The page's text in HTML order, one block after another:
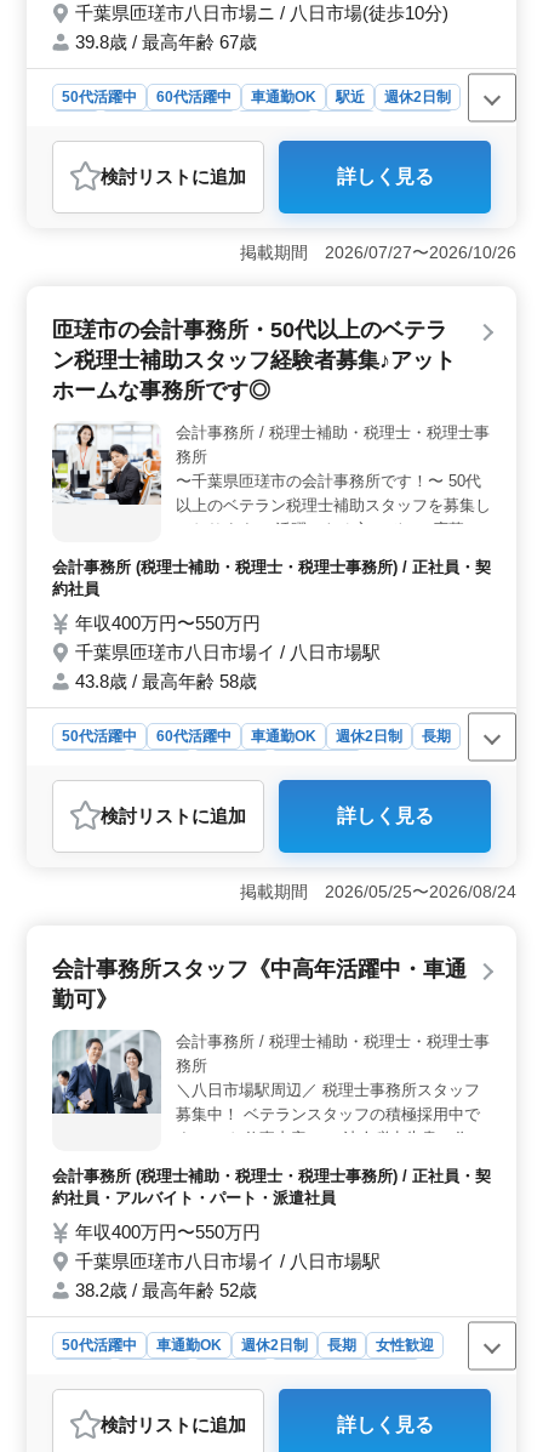
千葉県匝瑳市八日市場ニ / 八日市場(徒歩10分)
39.8歳 / 最高年齢 67歳
50代活躍中 60代活躍中 車通勤OK 駅近
週休2日制
おすすめポイント
＜幅広い業務経験が積める環境＞ 税務申告書の作成補
助や年末調整計算など、多岐にわたる業務に携われま
す。経験豊富なスタッフと共に、スキルアップを図るチ
経験を生かし、新しいキャリアのステップアップを目指
せます。 ＜充実した福利厚生と働きやすさ＞ 週休2
日制や残業が少なめなど、ワークライフバランスを重視
した働き方が可能です。さらに、退職金制度や賞与の支
給など、将来に安心感を持てる待遇も整っています。
検討リスト に追加 詳しく見る
掲載期間 2026/07/27〜2026/10/26
匝瑳市の会計事務所・50代以上のベテラ
ン税理士補助スタッフ経験者募集♪アット
ホームな事務所です◎
会計事務所 / 税理士補助・税理士・税理士事
務所
〜千葉県匝瑳市の会計事務所です！〜 50代
以上のベテラン税理士補助スタッフを募集し
ております。 活躍できる方、ぜひご応募く
作成 ・月次帳簿作成及びチェック ・試算表
ト ・個人確定申告書の作成 などその他付随
する業務 〈この求人のポイント〉 ・会計ソ
フト：MJS（ミロク） ・マイカー通勤可 ・
躍中◎ アットホームな事務所です！ ご応募
お待ちしております！
会計事務所 (税理士補助・税理士・税理士事務所) / 正社員・契
約社員
年収400万円〜550万円
千葉県匝瑳市八日市場イ / 八日市場駅
43.8歳 / 最高年齢 58歳
50代活躍中 60代活躍中 車通勤OK 週休2日制
長期
おすすめポイント
＜経験を活かすチャンス＞ 匝瑳市の会計事務所では、5
年以上の会計事務所での経験がある方を募集していま
す。法人税申告書の作成や月次帳簿作成、会計ソフトの
導入サポートなど、幅広い業務に携わることが可能で
可能であり、車での通勤もスムーズに行えます。年間休
日が120日以上と多く、ワークライフバランスを大切にし
ながら働くことができます。 ＜福利厚生＞ 雇用・
労災・健康・厚生などの福利厚生が整っています。ま
た、実費支給の通勤手当もあり、通勤にかかる費用をサ
ポートしています。月10時間程度の残業があるため、労
働時間も適切に調整されています。
検討リスト に追加 詳しく見る
掲載期間 2026/05/25〜2026/08/24
会計事務所スタッフ《中高年活躍中・車通
勤可》
会計事務所 / 税理士補助・税理士・税理士事
務所
＼八日市場駅周辺／ 税理士事務所スタッフ
募集中！ ベテランスタッフの積極採用中で
す！ ＊お仕事内容＊ ・法人税申告書の作成
ク ・クライアントへの業績報告 ・会計ソフ
トの導入サポート ＊ポイント＊ ・週休2日
制 ・中高年活躍中 ・交通費支給 ・社会保険
完備 ＼まずはお気軽にお問い合わせくださ
い／
会計事務所 (税理士補助・税理士・税理士事務所) / 正社員・契
約社員・アルバイト・パート・派遣社員
年収400万円〜550万円
千葉県匝瑳市八日市場イ / 八日市場駅
38.2歳 / 最高年齢 52歳
50代活躍中 車通勤OK 週休2日制 長期
女性歓迎
おすすめポイント
検討リスト に追加 詳しく見る